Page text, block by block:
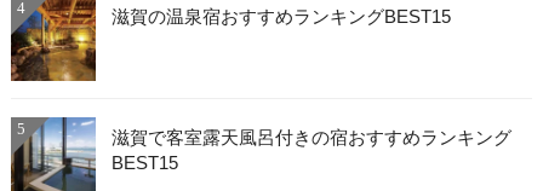
4 滋賀の温泉宿おすすめランキングBEST15
5
滋賀で客室露天風呂付きの宿おすすめランキング
BEST15